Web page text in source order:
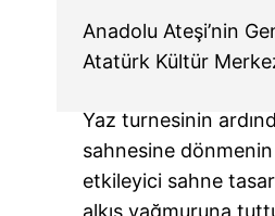
Anadolu Ateşi’nin
Atatürk Kültür
Yaz turnesinin
sahnesine
etkileyici sahne
alkış yağmuruna